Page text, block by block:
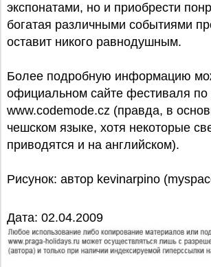
экспонатами, но и приобрести
богатая различными событиями
оставит никого равнодушным.
Более подробную информацию
официальном сайте фестиваля по
www.codemode.cz (правда, в
чешском языке, хотя некоторые
приводятся и на английском).
Рисунок: автор kevinarpino
Дата: 02.04.2009